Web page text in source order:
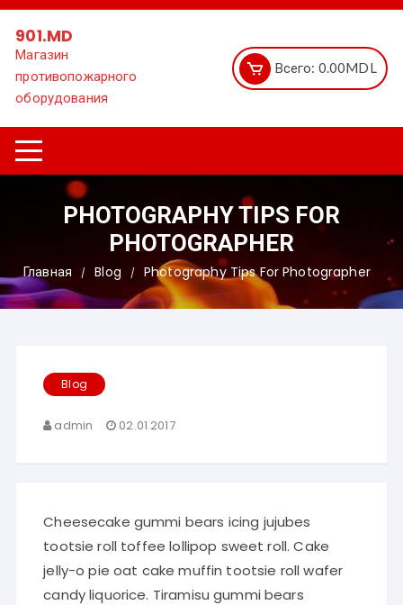
Перейти
содержимому
901.MD
Магазин
противопожарного
оборудования
Всего: 0.00MDL
PHOTOGRAPHY TIPS FOR
PHOTOGRAPHER
Главная Blog Photography Tips For Photographer
Blog
admin 02.01.2017
Cheesecake gummi bears icing jujubes
tootsie roll toffee lollipop sweet roll. Cake
jelly-o pie oat cake muffin tootsie roll wafer
candy liquorice. Tiramisu gummi bears